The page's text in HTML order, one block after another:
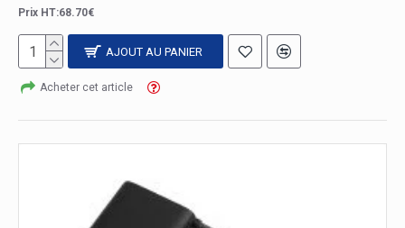
Prix HT:68.70€
AJOUT AU PANIER
Acheter cet article